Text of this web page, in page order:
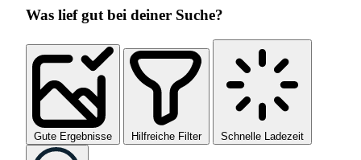
Was lief gut bei deiner Suche?
Gute Ergebnisse Hilfreiche Filter Schnelle Ladezeit